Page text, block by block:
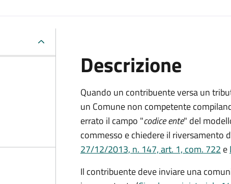
Descrizione
Quando un contribuente versa un
un Comune non competente
errato il campo "codice ente" del
commesso e chiedere il riversamento
27/12/2013, n. 147, art. 1, com. 722 e
Il contribuente deve inviare una